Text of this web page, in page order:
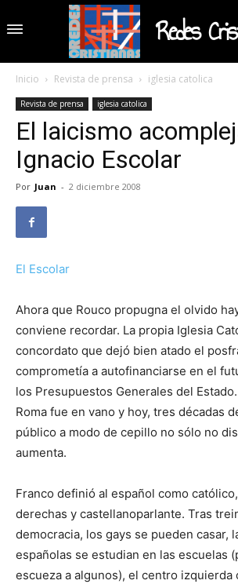
Redes
Inicio Revista de prensa iglesia catolica
Revista de prensa iglesia catolica
El laicismo
Ignacio Escolar
Por Juan - 2 diciembre 2008
El Escolar
Ahora que Rouco propugna el olvido
conviene recordar. La propia Iglesia
concordato que dejó bien atado el
comprometía a autofinanciarse en el
los Presupuestos Generales del
Roma fue en vano y hoy, tres décadas
público a modo de cepillo no sólo no
aumenta.
Franco definió al español como
derechas y castellanoparlante. Tras
democracia, los gays se pueden casar,
españolas se estudian en las escuelas
escueza a algunos), el centro izquierda